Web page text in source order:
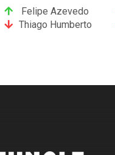
Felipe Azevedo
Thiago Humberto